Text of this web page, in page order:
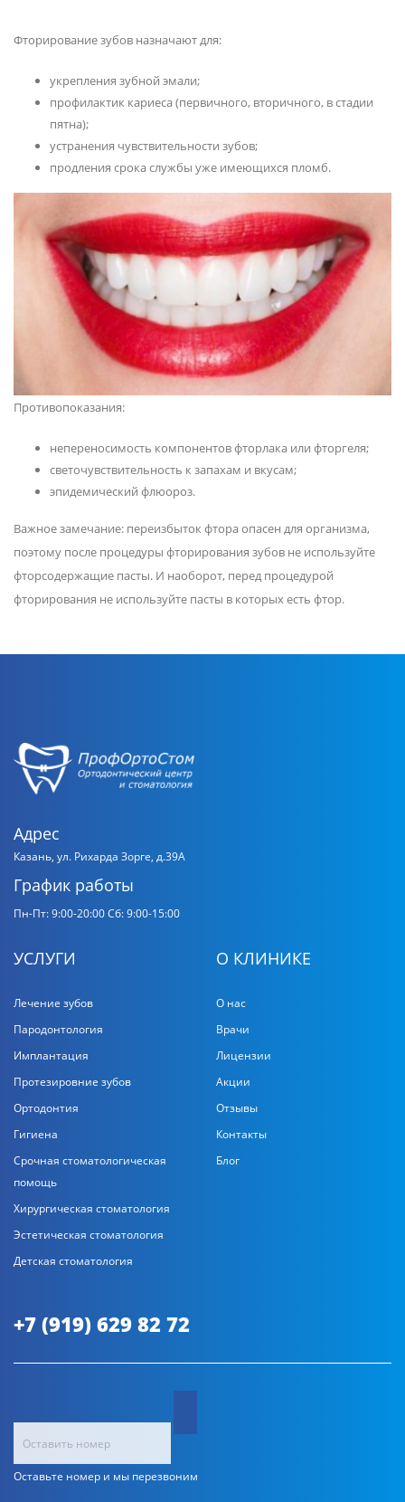
Фторирование зубов назначают для:
укрепления зубной эмали;
профилактик кариеса (первичного, вторичного, в стадии
пятна);
устранения чувствительности зубов;
продления срока службы уже имеющихся пломб.
Противопоказания:
непереносимость компонентов фторлака или фторгеля;
светочувствительность к запахам и вкусам;
эпидемический флюороз.
Важное замечание: переизбыток фтора опасен для организма,
поэтому после процедуры фторирования зубов не используйте
фторсодержащие пасты. И наоборот, перед процедурой
фторирования не используйте пасты в которых есть фтор.
Адрес
Казань, ул. Рихарда Зорге, д.39А
График работы
Пн-Пт: 9:00-20:00Сб: 9:00-15:00
УСЛУГИ
Лечение зубов
Пародонтология
Имплантация
Протезировние зубов
Ортодонтия
Гигиена
Срочная стоматологическая
помощь
Хирургическая стоматология
Эстетическая стоматология
Детская стоматология
О КЛИНИКЕ
О нас
Врачи
Лицензии
Акции
Отзывы
Контакты
Блог
+7 (919) 629 82 72
Оставьте номер и мы перезвоним